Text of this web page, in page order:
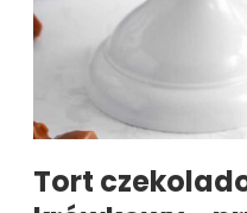
Tort